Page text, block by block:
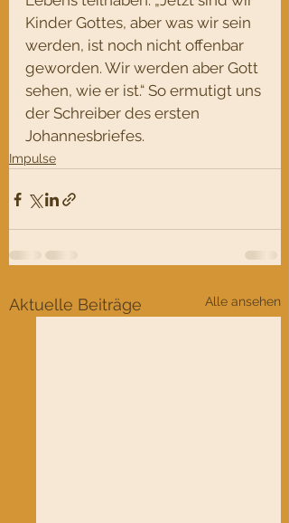
Kinder Gottes, aber was wir sein
werden, ist noch nicht offenbar
geworden. Wir werden aber Gott
sehen, wie er ist.“ So ermutigt uns
der Schreiber des ersten
Johannesbriefes.
Impulse
Aktuelle Beiträge Alle ansehen